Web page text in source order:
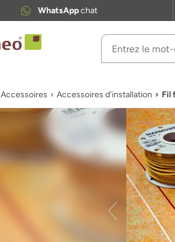
WhatsAppchat
Accessoires Accessoires d'installation Fil